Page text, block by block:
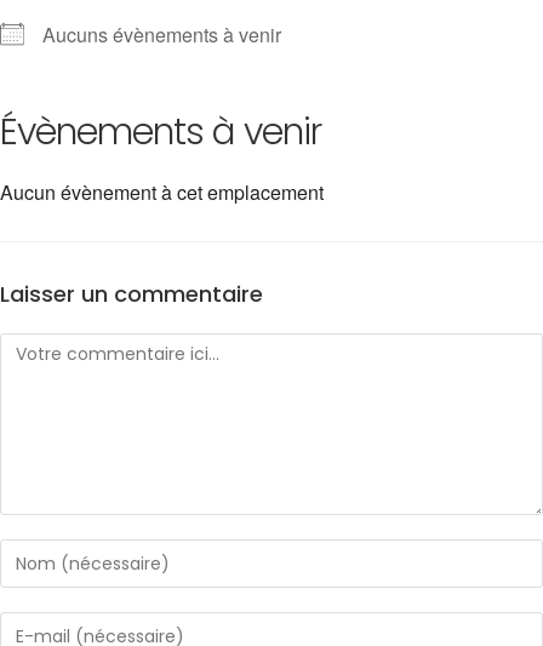
Aucuns évènements à venir
Évènements à venir
Aucun évènement à cet emplacement
Laisser un commentaire